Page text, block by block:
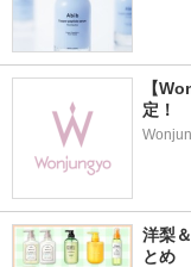
【
定！
洋梨
とめ